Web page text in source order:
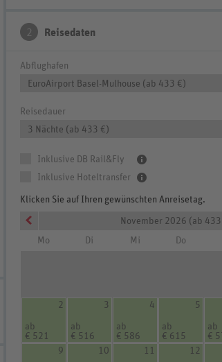
2 Reisedaten
Abflughafen
EuroAirport Basel-Mulhouse (ab 433 €)
Reisedauer
3 Nächte (ab 433 €)
Inklusive DB Rail&Fly
Inklusive Hoteltransfer
Klicken Sie auf Ihren gewünschten Anreisetag.
November 2026 (ab
Mo
Di Mi Do
2
ab
€ 521
3
ab
€ 516
4
ab
€ 586
5
ab
€ 615
ab
€
9
10 11 12